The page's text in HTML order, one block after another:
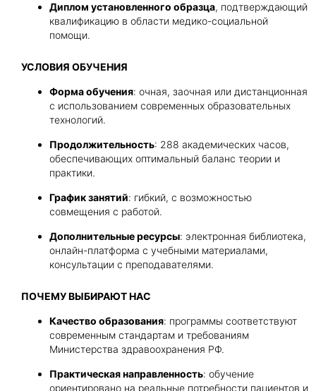
Диплом установленного образца, подтверждающий
квалификацию в области медико-социальной
помощи.
УСЛОВИЯ ОБУЧЕНИЯ
Форма обучения: очная, заочная или дистанционная
с использованием современных образовательных
технологий.
Продолжительность: 288 академических часов,
обеспечивающих оптимальный баланс теории и
практики.
График занятий: гибкий, с возможностью
совмещения с работой.
Дополнительные ресурсы: электронная библиотека,
онлайн-платформа с учебными материалами,
консультации с преподавателями.
ПОЧЕМУ ВЫБИРАЮТ НАС
Качество образования: программы соответствуют
современным стандартам и требованиям
Министерства здравоохранения РФ.
Практическая направленность: обучение
ориентировано на реальные потребности пациентов и